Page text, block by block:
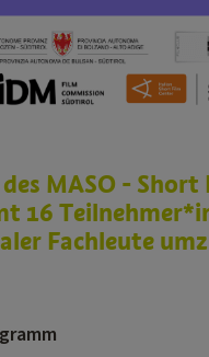
MASO -
16
Fachleute